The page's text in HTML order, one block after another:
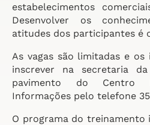
estabelecimentos
Desenvolver os
atitudes dos participantes é
As vagas são limitadas e os
inscrever na secretaria
pavimento do Centro
Informações pelo telefone
O programa do treinamento